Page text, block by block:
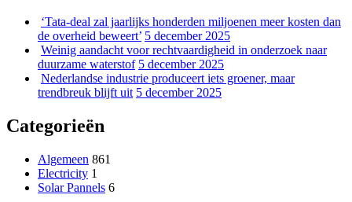
‘Tata-deal zal jaarlijks honderden miljoenen meer kosten dan
de overheid beweert’ 5 december 2025
Weinig aandacht voor rechtvaardigheid in onderzoek naar
duurzame waterstof 5 december 2025
Nederlandse industrie produceert iets groener, maar
trendbreuk blijft uit 5 december 2025
Categorieën
Algemeen 861
Electricity 1
Solar Pannels 6